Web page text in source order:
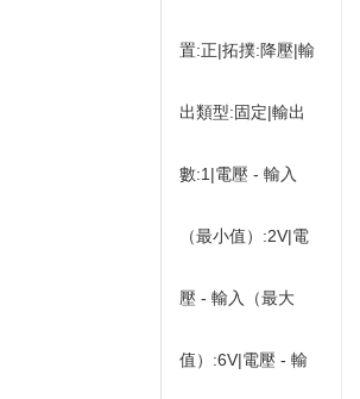
置:正|拓撲:降壓|輸
出類型:固定|輸出
數:1|電壓 - 輸入
（最小值）:2V|電
壓 - 輸入（最大
值）:6V|電壓 - 輸